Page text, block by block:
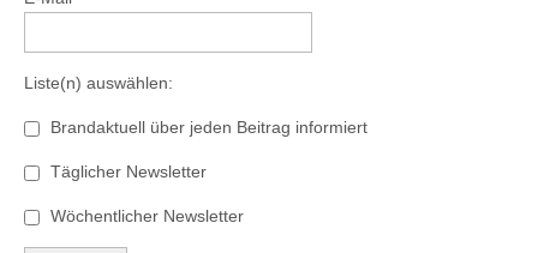
Liste(n) auswählen:
Brandaktuell über jeden Beitrag informiert
Täglicher Newsletter
Wöchentlicher Newsletter